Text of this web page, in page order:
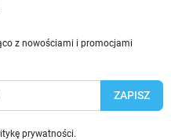
z nowościami i promocjami
prywatności.